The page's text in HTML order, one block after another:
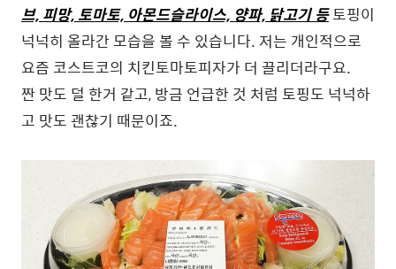
브, 피망, 토마토, 아몬드슬라이스, 양파, 닭고기 등토핑이
넉넉히 올라간 모습을 볼 수 있습니다. 저는 개인적으로
요즘 코스트코의 치킨토마토피자가 더 끌리더라구요.
짠 맛도 덜 한거 같고, 방금 언급한 것 처럼 토핑도 넉넉하
고 맛도 괜찮기 때문이죠.